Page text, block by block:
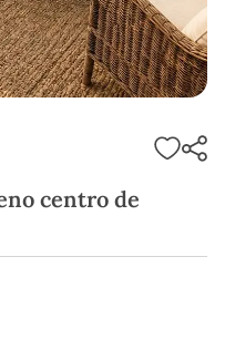
centro de